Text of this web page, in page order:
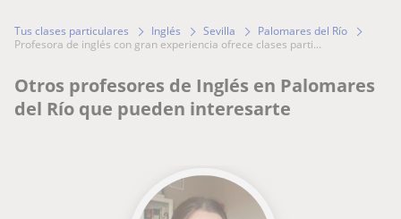
Tus clases particulares Inglés Sevilla
Palomares del Río
profesora de inglés con gran experiencia ofrece clases parti...
Otros profesores de Inglés en Palomares
del Río que pueden interesarte